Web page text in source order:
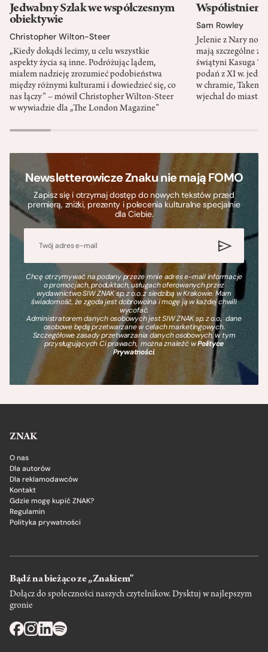
Jedwabny Szlak we współczesnym
obiektywie
Christopher Wilton-Steer
„Kiedy dokądś lecimy, u celu wszystkie
aspekty życia są inne. Podróżując lądem,
miałem nadzieję zrozumieć podobieństwa
między różnymi kulturami i dowiedzieć się, co
nas łączy” – mówił Christopher Wilton-Steer
w wywiadzie dla „The London Magazine”
Sam Rowley
Jelenie z Nary
mają szczególne
świątyni Kasuga
podań z XI w.
w chramie,
wjechał do miasta
Newsletterowicze Znaku nie mają FOMO
Zapisz się i otrzymaj dostęp do nowych tekstów przed
premierą, zniżki, prezenty i polecenia kulturalne specjalnie
dla Ciebie.
Chcę otrzymywać na podany przeze mnie adres e-mail informacje
o promocjach, produktach, usługach oferowanych przez
wydawnictwo SIW ZNAK sp. z o.o. z siedzibą w Krakowie. Mam
świadomość, że zgoda jest dobrowolna i mogę ją w każdej chwili
wycofać.
Administratorem danych osobowych jest SIW ZNAK sp. z o.o., dane
osobowe będą przetwarzane w celach marketingowych.
Szczegółowe zasady przetwarzania danych osobowych, w tym
przysługujących Ci prawach, można znaleźć wPolityce
Prywatności.
ZNAK
O nas
Dla autorów
Dla reklamodawców
Kontakt
Gdzie mogę kupić ZNAK?
Regulamin
Polityka prywatności
Bądź na bieżąco ze „Znakiem”
Dołącz do społeczności naszych czytelnikow. Dysktuj w najlepszym
gronie